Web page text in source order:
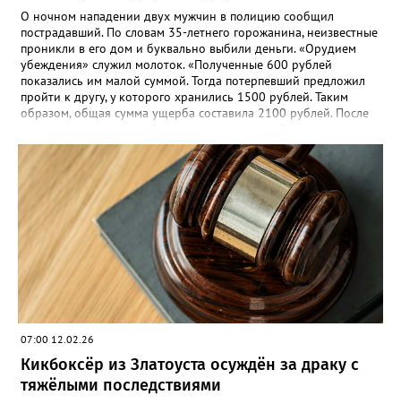
О ночном нападении двух мужчин в полицию сообщил
пострадавший. По словам 35-летнего горожанина, неизвестные
проникли в его дом и буквально выбили деньги. «Орудием
убеждения» служил молоток. «Полученные 600 рублей
показались им малой суммой. Тогда потерпевший предложил
пройти к другу, у которого хранились 1500 рублей. Таким
образом, общая сумма ущерба составила 2100 рублей. После
рассказали в златоустовском ОМВД. 19 мая сотрудники отдела
уголовного розыска задержали подозреваемых –
неработающих ранее судимых 32-летних мужчин. Уголовное
дело возбуждено по статье «Разбой».
07:00 12.02.26
Кикбоксёр из Златоуста осуждён за драку с
тяжёлыми последствиями